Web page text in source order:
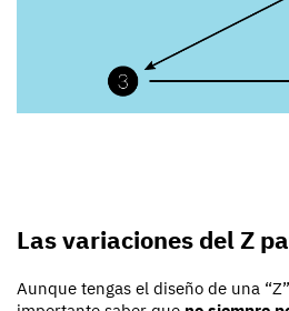
Las variaciones del Z
Aunque tengas el diseño de una